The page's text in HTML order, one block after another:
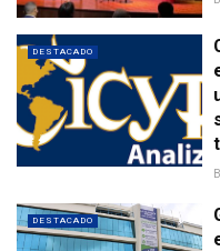
DESTACADO
DESTACADO